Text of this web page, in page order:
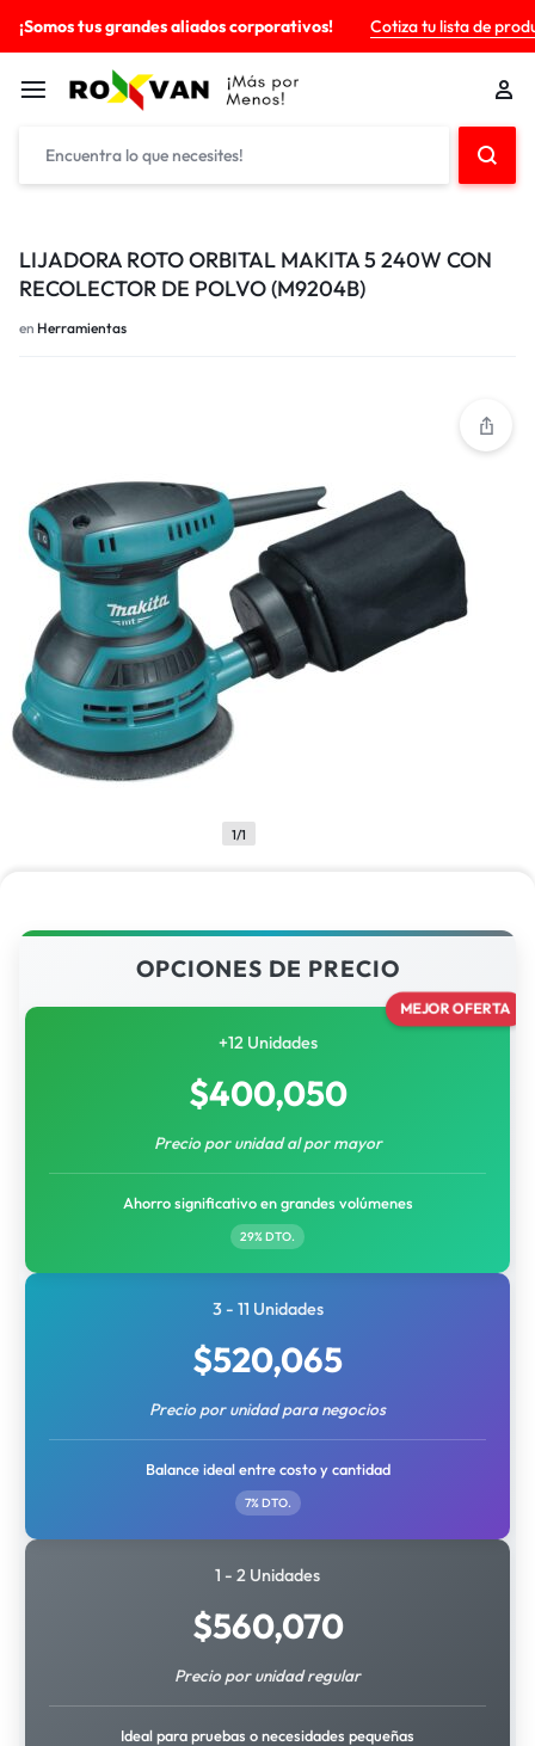
¡Somos tus grandes aliados corporativos! Cotiza tu lista de
LIJADORA ROTO ORBITAL MAKITA 5 240W CON
RECOLECTOR DE POLVO (M9204B)
en Herramientas
1/1
OPCIONES DE PRECIO
MEJOR OFERTA
+12 Unidades
$400,050
Precio por unidad al por mayor
Ahorro significativo en grandes volúmenes
29% DTO.
3 - 11 Unidades
$520,065
Precio por unidad para negocios
Balance ideal entre costo y cantidad
7% DTO.
1 - 2 Unidades
$560,070
Precio por unidad regular
Ideal para pruebas o necesidades pequeñas